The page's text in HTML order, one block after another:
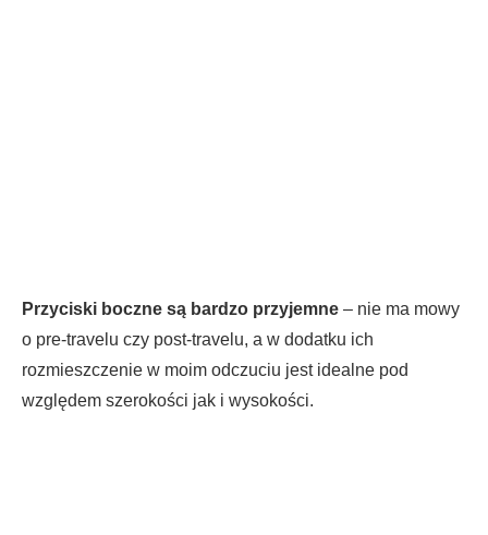
Przyciski boczne są bardzo przyjemne – nie ma mowy
o pre-travelu czy post-travelu, a w dodatku ich
rozmieszczenie w moim odczuciu jest idealne pod
względem szerokości jak i wysokości.